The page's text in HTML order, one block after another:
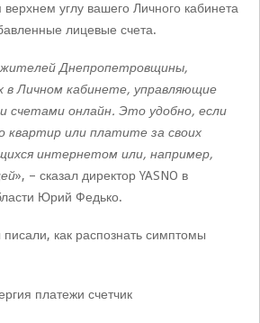
углу вашего Личного кабинета
лицевые счета.
Днепропетровщины,
в Личном кабинете, управляющие
счетами онлайн. Это удобно, если
квартир или платите за своих
интернетом или, например,
», – сказал директор YASNO в
Юрий Федько.
как распознать симптомы
платежи счетчик